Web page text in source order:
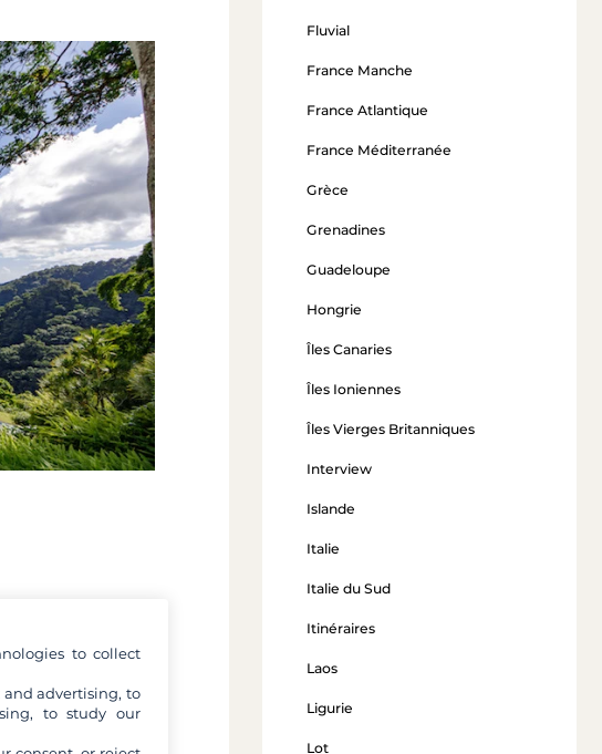
La baie de
de navigation
elle a même été
Travel
Mont-Saint-
Fluvial
France Manche
France Atlantique
France Méditerranée
Grèce
Grenadines
Guadeloupe
Hongrie
Îles Canaries
Îles Ioniennes
Îles Vierges Britanniques
Interview
Islande
Italie
Italie du Sud
Itinéraires
Laos
Ligurie
Lot
to collect
advertising, to
to study our